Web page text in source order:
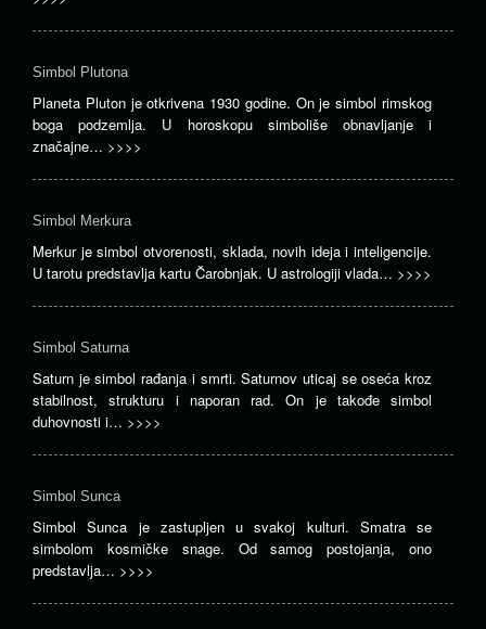
Simbol Plutona
Planeta Pluton je otkrivena 1930 godine. On je simbol rimskog
boga podzemlja. U horoskopu simboliše obnavljanje i
značajne… >>>>
Simbol Merkura
Merkur je simbol otvorenosti, sklada, novih ideja i inteligencije.
U tarotu predstavlja kartu Čarobnjak. U astrologiji vlada… >>>>
Simbol Saturna
Saturn je simbol rađanja i smrti. Saturnov uticaj se oseća kroz
stabilnost, strukturu i naporan rad. On je takođe simbol
duhovnosti i… >>>>
Simbol Sunca
Simbol Sunca je zastupljen u svakoj kulturi. Smatra se
simbolom kosmičke snage. Od samog postojanja, ono
predstavlja… >>>>